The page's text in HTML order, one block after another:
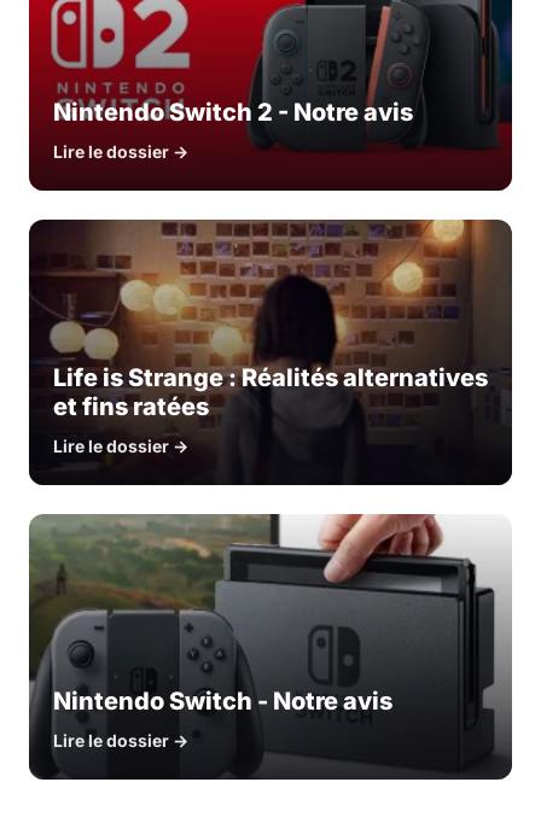
Nintendo Switch 2 - Notre avis
Lire le dossier →
Life is Strange : Réalités alternatives
et fins ratées
Lire le dossier →
Nintendo Switch - Notre avis
Lire le dossier →